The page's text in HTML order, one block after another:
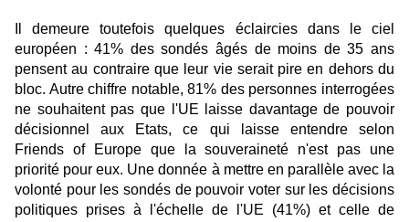
Il demeure toutefois quelques éclaircies dans le ciel
européen : 41% des sondés âgés de moins de 35 ans
pensent au contraire que leur vie serait pire en dehors du
bloc. Autre chiffre notable, 81% des personnes interrogées
ne souhaitent pas que l'UE laisse davantage de pouvoir
décisionnel aux Etats, ce qui laisse entendre selon
Friends of Europe que la souveraineté n'est pas une
priorité pour eux. Une donnée à mettre en parallèle avec la
volonté pour les sondés de pouvoir voter sur les décisions
politiques prises à l'échelle de l'UE (41%) et celle de